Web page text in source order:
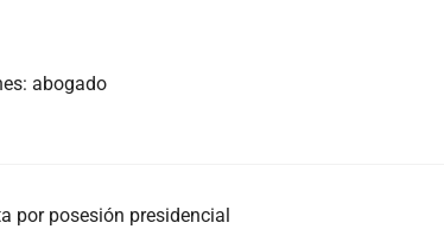
abogado
por posesión presidencial